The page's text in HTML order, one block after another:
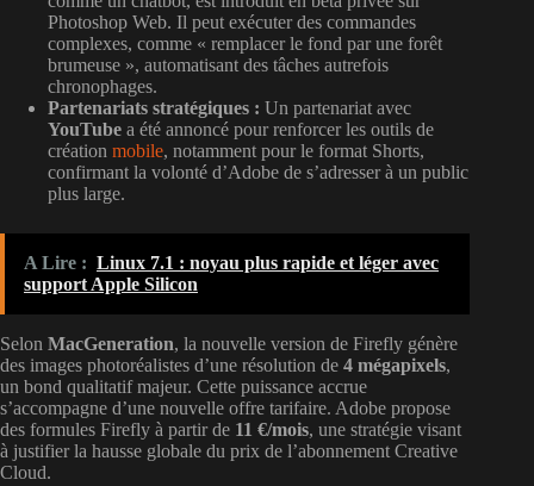
Photoshop Web. Il peut exécuter des commandes
complexes, comme « remplacer le fond par une forêt
brumeuse », automatisant des tâches autrefois
chronophages.
Partenariats stratégiques : Un partenariat avec
YouTube a été annoncé pour renforcer les outils de
création mobile, notamment pour le format Shorts,
confirmant la volonté d’Adobe de s’adresser à un public
plus large.
A Lire : Linux 7.1 : noyau plus rapide et léger avec
support Apple Silicon
Selon MacGeneration, la nouvelle version de Firefly génère
des images photoréalistes d’une résolution de 4 mégapixels,
un bond qualitatif majeur. Cette puissance accrue
s’accompagne d’une nouvelle offre tarifaire. Adobe propose
des formules Firefly à partir de 11 €/mois, une stratégie visant
à justifier la hausse globale du prix de l’abonnement Creative
Cloud.